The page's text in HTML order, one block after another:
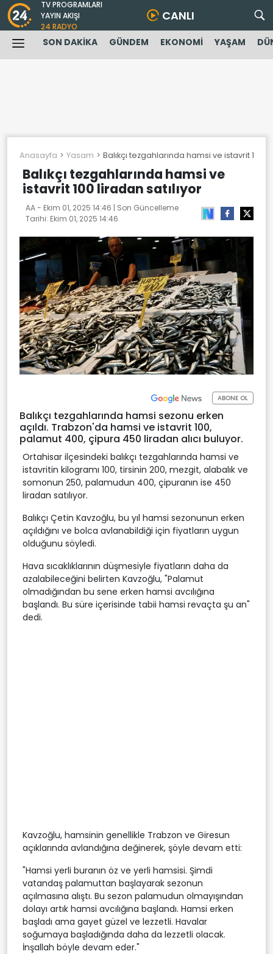
TV PROGRAMLARI
YAYIN AKIŞI
24 RADYO
CANLI
SON DAKİKA GÜNDEM EKONOMİ YAŞAM
Anasayfa Yasam Balıkçı tezgahlarında hamsi ve istavrit 100
Balıkçı tezgahlarında hamsi ve
istavrit 100 liradan satılıyor
AA - Ekim 01, 2025 14:46 | Son Güncelleme
Tarihi: Ekim 01, 2025 14:46
ABONE OL
Balıkçı tezgahlarında hamsi sezonu erken
açıldı. Trabzon'da hamsi ve istavrit 100,
palamut 400, çipura 450 liradan alıcı buluyor.
Ortahisar ilçesindeki balıkçı tezgahlarında hamsi ve
istavritin kilogramı 100, tirsinin 200, mezgit, alabalık ve
somonun 250, palamudun 400, çipuranın ise 450
liradan satılıyor.
Balıkçı Çetin Kavzoğlu, bu yıl hamsi sezonunun erken
açıldığını ve bolca avlanabildiği için fiyatların uygun
olduğunu söyledi.
Hava sıcaklıklarının düşmesiyle fiyatların daha da
azalabileceğini belirten Kavzoğlu, "Palamut
olmadığından bu sene erken hamsi avcılığına
başlandı. Bu süre içerisinde tabii hamsi revaçta şu an"
dedi.
Kavzoğlu, hamsinin genellikle Trabzon ve Giresun
açıklarında avlandığına değinerek, şöyle devam etti:
"Hamsi yerli buranın öz ve yerli hamsisi. Şimdi
vatandaş palamuttan başlayarak sezonun
açılmasına alıştı. Bu sezon palamudun olmayışından
dolayı artık hamsi avcılığına başlandı. Hamsi erken
başladı ama gayet güzel ve lezzetli. Havalar
soğumaya başladığında daha da lezzetli olacak.
İnşallah böyle devam eder."